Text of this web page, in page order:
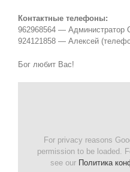
Контактные телефоны:
962968564 — Администратор
924121858 — Алексей
Бог любит Вас!
For privacy reasons
permission to be loaded.
see our Политика